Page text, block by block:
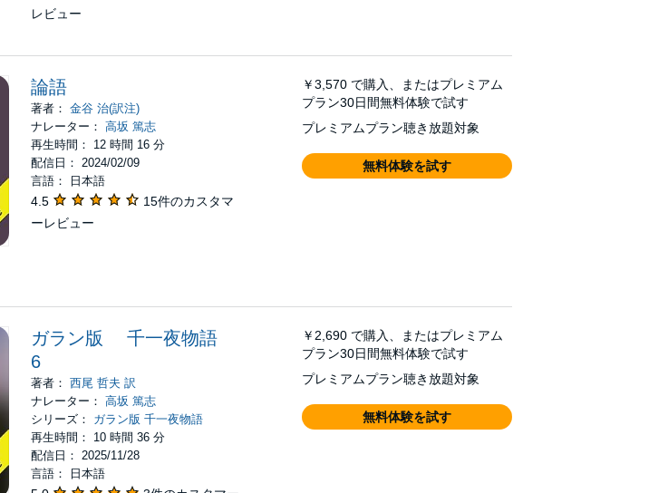
レビュー
論語
著者：金谷 治(訳注)
ナレーター：高坂 篤志
再生時間： 12 時間 16 分
配信日： 2024/02/09
言語： 日本語
4.5
15件のカスタマ
ーレビュー
￥3,570 で購入、またはプレミアム
プラン30日間無料体験で試す
プレミアムプラン聴き放題対象
無料体験を試す
ガラン版 千一夜物語
6
著者：西尾 哲夫 訳
ナレーター：高坂 篤志
シリーズ： ガラン版 千一夜物語
再生時間： 10 時間 36 分
配信日： 2025/11/28
言語： 日本語
￥2,690 で購入、またはプレミアム
プラン30日間無料体験で試す
プレミアムプラン聴き放題対象
無料体験を試す